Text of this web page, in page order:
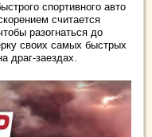
спортивного авто
считается
разогнаться до
своих самых быстрых
драг-заездах.